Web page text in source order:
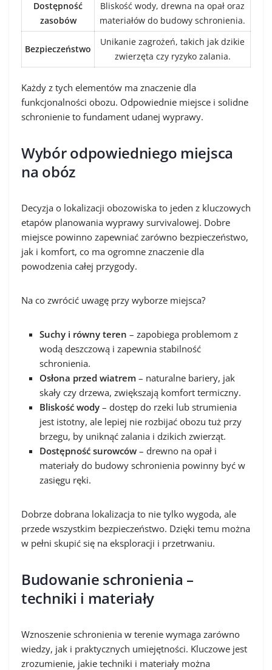
Dostępność
zasobów
Bliskość wody, drewna na opał oraz
materiałów do budowy schronienia.
Bezpieczeństwo
Unikanie zagrożeń, takich jak dzikie
zwierzęta czy ryzyko zalania.
Każdy z tych elementów ma znaczenie dla
funkcjonalności obozu. Odpowiednie miejsce i solidne
schronienie to fundament udanej wyprawy.
Wybór odpowiedniego miejsca
na obóz
Decyzja o lokalizacji obozowiska to jeden z kluczowych
etapów planowania wyprawy survivalowej. Dobre
miejsce powinno zapewniać zarówno bezpieczeństwo,
jak i komfort, co ma ogromne znaczenie dla
powodzenia całej przygody.
Na co zwrócić uwagę przy wyborze miejsca?
Suchy i równy teren – zapobiega problemom z
wodą deszczową i zapewnia stabilność
schronienia.
Osłona przed wiatrem – naturalne bariery, jak
skały czy drzewa, zwiększają komfort termiczny.
Bliskość wody – dostęp do rzeki lub strumienia
jest istotny, ale lepiej nie rozbijać obozu tuż przy
brzegu, by uniknąć zalania i dzikich zwierząt.
Dostępność surowców – drewno na opał i
materiały do budowy schronienia powinny być w
zasięgu ręki.
Dobrze dobrana lokalizacja to nie tylko wygoda, ale
przede wszystkim bezpieczeństwo. Dzięki temu można
w pełni skupić się na eksploracji i przetrwaniu.
Budowanie schronienia –
techniki i materiały
Wznoszenie schronienia w terenie wymaga zarówno
wiedzy, jak i praktycznych umiejętności. Kluczowe jest
zrozumienie, jakie techniki i materiały można